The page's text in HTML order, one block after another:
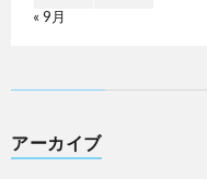
« 9月
アーカイブ